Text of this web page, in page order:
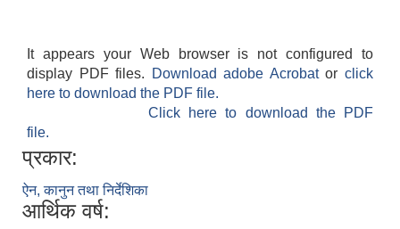
It appears your Web browser is not configured to
display PDF files.
Download adobe Acrobatorclick
here to download the PDF file.
Click here to download the PDF
file.
प्रकार:
ऐन, कानुन तथा निर्देशिका
आर्थिक वर्ष: